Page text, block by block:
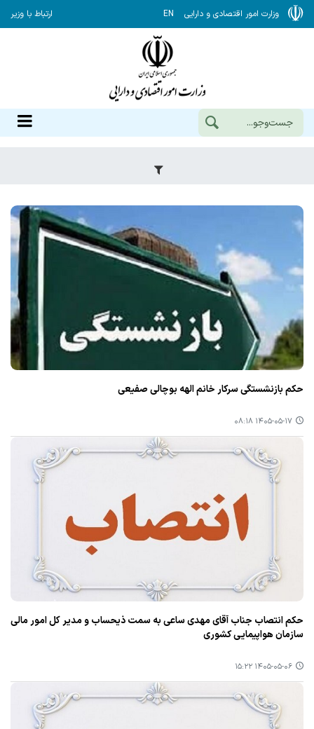
وزارت امور اقتصادی و دارایی EN ارتباط با وزیر
حکم بازنشستگی سرکار خانم الهه بوچالی صفیعی
۱۴۰۵-۰۵-۱۷ ۰۸:۱۸
حکم انتصاب جناب آقای مهدی ساعی به سمت ذیحساب و مدیر کل امور مالی
سازمان هواپیمایی کشوری
۱۴۰۵-۰۵-۰۶ ۱۵:۲۲